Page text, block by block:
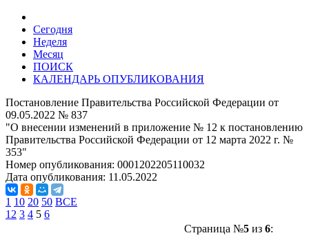
Сегодня
Неделя
Месяц
ПОИСК
КАЛЕНДАРЬ ОПУБЛИКОВАНИЯ
Постановление Правительства Российской Федерации от
09.05.2022 № 837
"О внесении изменений в приложение № 12 к постановлению
Правительства Российской Федерации от 12 марта 2022 г. №
353"
Номер опубликования: 0001202205110032
Дата опубликования: 11.05.2022
1 10 20 50 ВСЕ
1 2 3 4 5 6
Страница №5из 6: